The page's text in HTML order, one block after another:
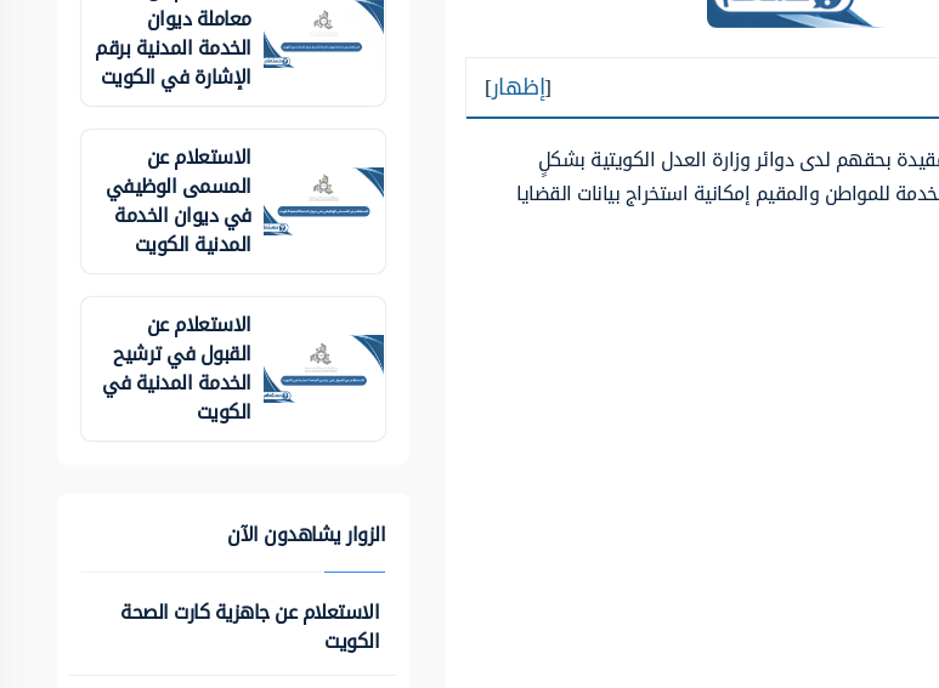
[إظهار]
بحقهم لدى دوائر وزارة العدل الكويتية بشكلٍ
للمواطن والمقيم إمكانية استخراج بيانات القضايا
معاملة ديوان
الخدمة المدنية برقم
الإشارة في الكويت
الاستعلام عن
المسمى الوظيفي
في ديوان الخدمة
المدنية الكويت
الاستعلام عن
القبول في ترشيح
الخدمة المدنية في
الكويت
الزوار يشاهدون الآن
الاستعلام عن جاهزية كارت الصحة
الكويت